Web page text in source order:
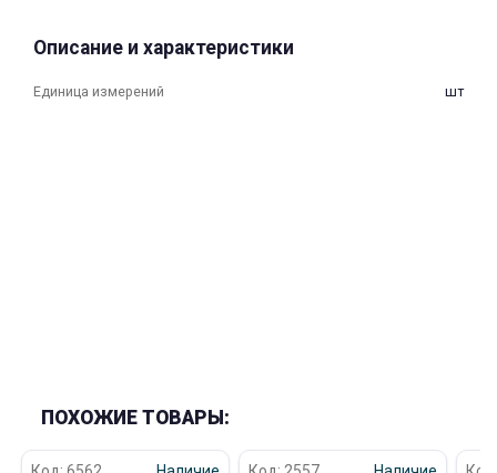
Описание и характеристики
Единица измерений шт
ПОХОЖИЕ ТОВАРЫ:
по25 % каждые 2 недели